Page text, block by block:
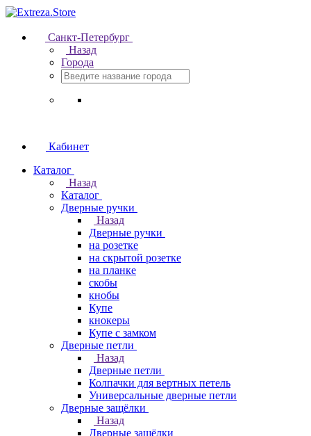
Санкт-Петербург
Назад
Города
Кабинет
Каталог
Назад
Каталог
Дверные ручки
Назад
Дверные ручки
на розетке
на скрытой розетке
на планке
скобы
кнобы
Купе
кнокеры
Купе с замком
Дверные петли
Назад
Дверные петли
Колпачки для вертных петель
Универсальные дверные петли
Дверные защёлки
Назад
Дверные защёлки